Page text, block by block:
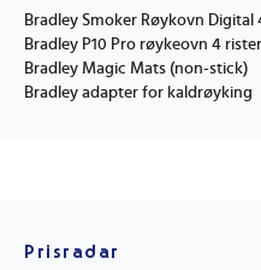
Bradley Smoker Røykovn Digital
Bradley P10 Pro røykeovn 4
Bradley Magic Mats (non-stick)
Bradley adapter for kaldrøyking
Prisradar